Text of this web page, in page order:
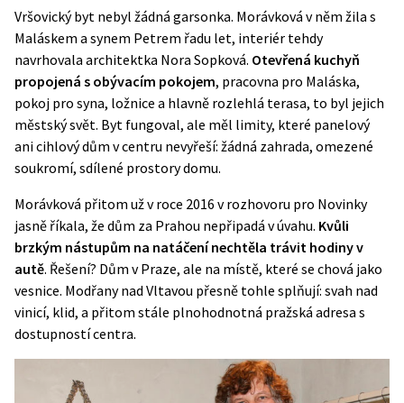
Vršovický byt nebyl žádná garsonka. Morávková v něm žila s
Maláskem a synem Petrem řadu let, interiér tehdy
navrhovala architektka Nora Sopková. Otevřená kuchyň
propojená s obývacím pokojem, pracovna pro Maláska,
pokoj pro syna, ložnice a hlavně rozlehlá terasa, to byl jejich
městský svět. Byt fungoval, ale měl limity, které panelový
ani cihlový dům v centru nevyřeší: žádná zahrada, omezené
soukromí, sdílené prostory domu.
Morávková přitom už v roce 2016 v rozhovoru pro Novinky
jasně říkala, že dům za Prahou nepřipadá v úvahu. Kvůli
brzkým nástupům na natáčení nechtěla trávit hodiny v
autě. Řešení? Dům v Praze, ale na místě, které se chová jako
vesnice. Modřany nad Vltavou přesně tohle splňují: svah nad
vinicí, klid, a přitom stále plnohodnotná pražská adresa s
dostupností centra.